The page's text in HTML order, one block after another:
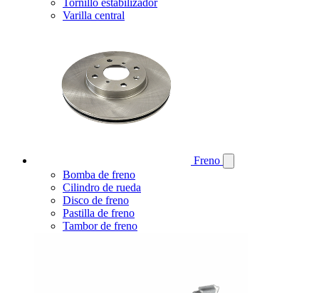
Tornillo estabilizador
Varilla central
Freno
Bomba de freno
Cilindro de rueda
Disco de freno
Pastilla de freno
Tambor de freno